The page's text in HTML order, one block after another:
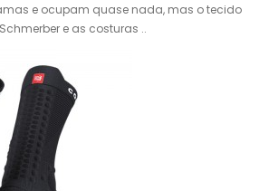
e ocupam quase nada, mas o tecido
e as costuras ..